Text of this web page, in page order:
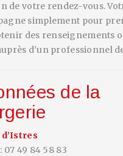
de votre rendez-vous.
simplement pour
des renseignements
d’un professionnel
de la
07 49 84 58 83